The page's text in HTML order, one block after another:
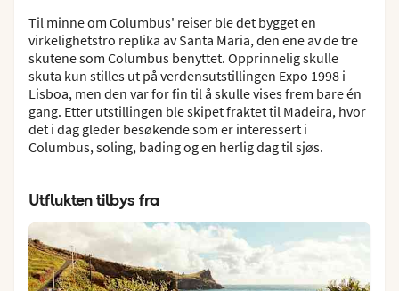
Til minne om Columbus' reiser ble det bygget en
virkelighetstro replika av Santa Maria, den ene av de tre
skutene som Columbus benyttet. Opprinnelig skulle
skuta kun stilles ut på verdensutstillingen Expo 1998 i
Lisboa, men den var for fin til å skulle vises frem bare én
gang. Etter utstillingen ble skipet fraktet til Madeira, hvor
det i dag gleder besøkende som er interessert i
Columbus, soling, bading og en herlig dag til sjøs.
Utflukten tilbys fra